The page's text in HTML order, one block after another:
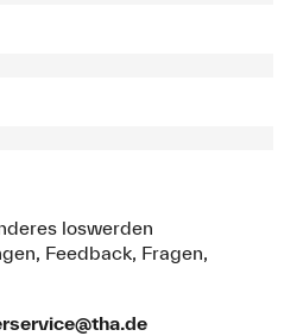
loswerden
Feedback, Fragen,